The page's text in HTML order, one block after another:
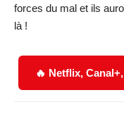
forces du mal et ils
là !
🔥 Netflix,